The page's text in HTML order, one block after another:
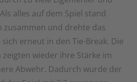
alles auf dem Spiel stand
zusammen und drehte das
erneut in den Tie-Break. Die
wieder ihre Stärke im
Abwehr. Dadurch wurde der